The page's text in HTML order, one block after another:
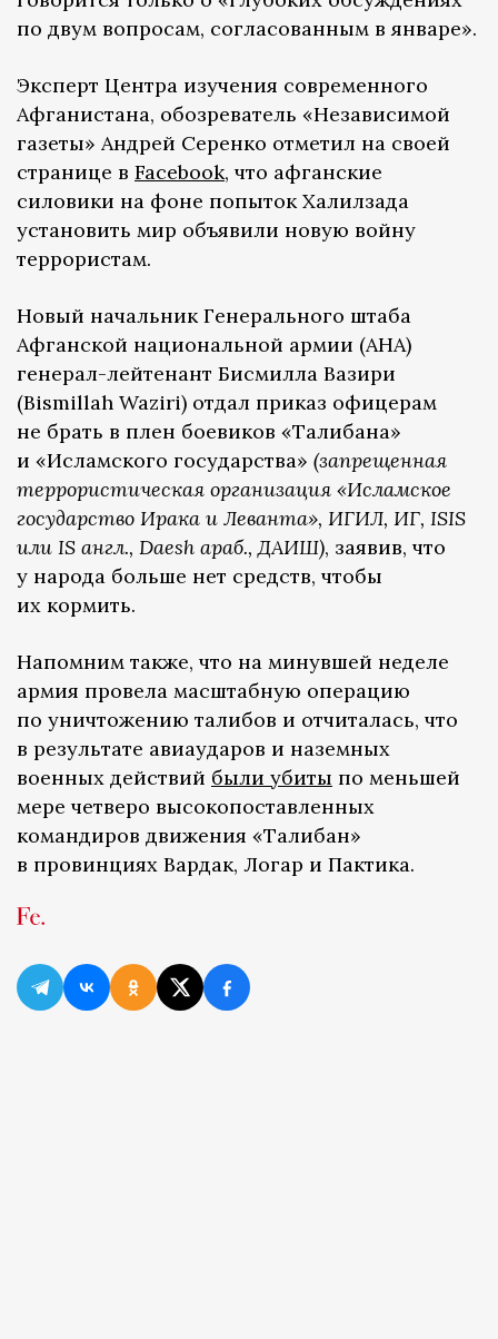
по двум вопросам, согласованным в январе».
Эксперт Центра изучения современного
Афганистана, обозреватель «Независимой
газеты» Андрей Серенко отметил на своей
странице в Facebook, что афганские
силовики на фоне попыток Халилзада
установить мир объявили новую войну
террористам.
Новый начальник Генерального штаба
Афганской национальной армии (АНА)
генерал-лейтенант Бисмилла Вазири
(Bismillah Waziri) отдал приказ офицерам
не брать в плен боевиков «Талибана»
и «Исламского государства» (запрещенная
террористическая организация «Исламское
государство Ирака и Леванта», ИГИЛ, ИГ, ISIS
или IS англ., Daesh араб., ДАИШ), заявив, что
у народа больше нет средств, чтобы
их кормить.
Напомним также, что на минувшей неделе
армия провела масштабную операцию
по уничтожению талибов и отчиталась, что
в результате авиаударов и наземных
военных действий были убиты по меньшей
мере четверо высокопоставленных
командиров движения «Талибан»
в провинциях Вардак, Логар и Пактика.